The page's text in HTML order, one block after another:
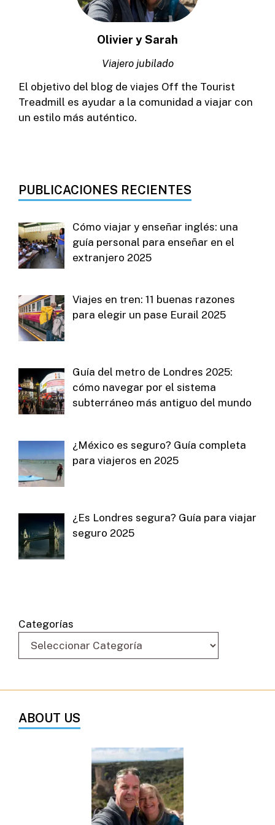
Olivier y Sarah
Viajero jubilado
El objetivo del blog de viajes Off the Tourist
Treadmill es ayudar a la comunidad a viajar con
un estilo más auténtico.
PUBLICACIONES RECIENTES
Cómo viajar y enseñar inglés: una
guía personal para enseñar en el
extranjero 2025
Viajes en tren: 11 buenas razones
para elegir un pase Eurail 2025
Guía del metro de Londres 2025:
cómo navegar por el sistema
subterráneo más antiguo del mundo
¿México es seguro? Guía completa
para viajeros en 2025
¿Es Londres segura? Guía para viajar
seguro 2025
Categorías
ABOUT US